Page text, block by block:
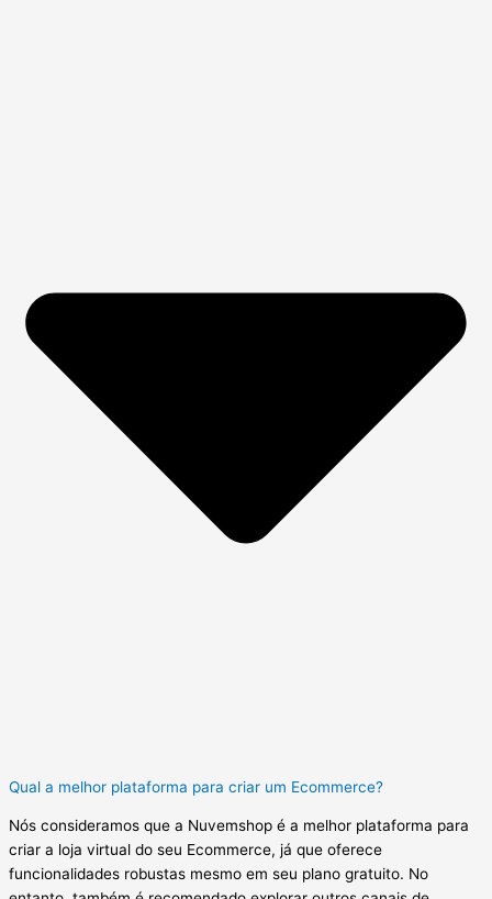
Qual a melhor plataforma para criar um Ecommerce?
Nós consideramos que a Nuvemshop é a melhor plataforma para
criar a loja virtual do seu Ecommerce, já que oferece
funcionalidades robustas mesmo em seu plano gratuito. No